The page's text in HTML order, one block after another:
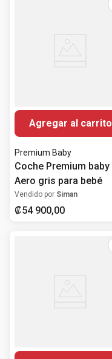
Agregar al carrito
Premium Baby
Coche Premium baby
Aero gris para bebé
Vendido por Siman
₡54 900,00